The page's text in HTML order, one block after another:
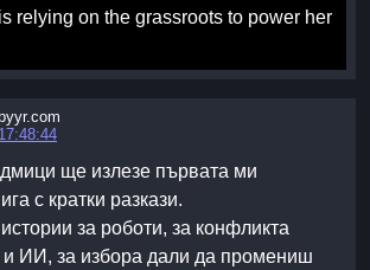
relying on the grassroots to power her
ще излезе първата ми
с кратки разкази.
за роботи, за конфликта
и ИИ, за избора дали да промениш